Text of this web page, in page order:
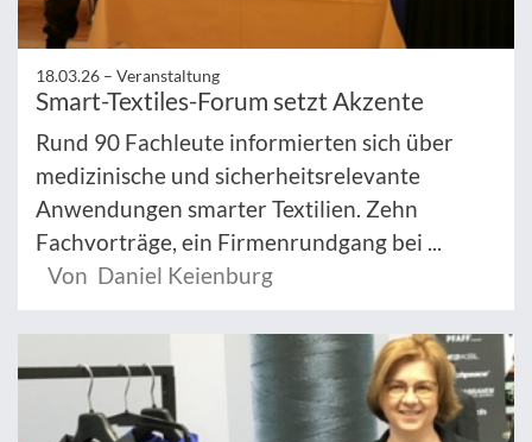
18.03.26 – Veranstaltung
Smart-Textiles-Forum setzt Akzente
Rund 90 Fachleute informierten sich über
medizinische und sicherheitsrelevante
Anwendungen smarter Textilien. Zehn
Fachvorträge, ein Firmenrundgang bei ...
Von Daniel Keienburg